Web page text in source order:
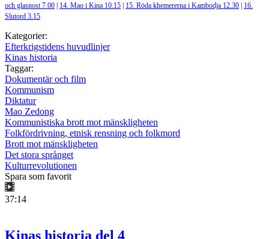
och glasnost 7.00
14. Mao i Kina 10.15 15. Röda khemererna i Kambodja 12.30
16.
Slutord 3.15
Kategorier:
Efterkrigstidens huvudlinjer
Kinas historia
Taggar:
Dokumentär och film
Kommunism
Diktatur
Mao Zedong
Kommunistiska brott mot mänskligheten
Folkfördrivning, etnisk rensning och folkmord
Brott mot mänskligheten
Det stora språnget
Kulturrevolutionen
Spara som favorit
37:14
Kinas historia del 4